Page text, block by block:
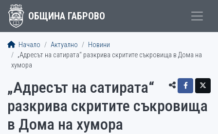
ОБЩИНА ГАБРОВО
Начало Актуално
Новини
„Адресът на сатирата“ разкрива скритите съкровища в Дома на
хумора
„Адресът на сатирата“
разкрива скритите съкровища
в Дома на хумора